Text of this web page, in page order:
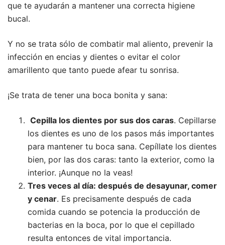
que te ayudarán a mantener una correcta higiene
bucal.
Y no se trata sólo de combatir mal aliento, prevenir la
infección en encias y dientes o evitar el color
amarillento que tanto puede afear tu sonrisa.
¡Se trata de tener una boca bonita y sana:
Cepilla los dientes por sus dos caras. Cepillarse
los dientes es uno de los pasos más importantes
para mantener tu boca sana. Cepíllate los dientes
bien, por las dos caras: tanto la exterior, como la
interior. ¡Aunque no la veas!
Tres veces al día: después de desayunar, comer
y cenar. Es precisamente después de cada
comida cuando se potencia la producción de
bacterias en la boca, por lo que el cepillado
resulta entonces de vital importancia.